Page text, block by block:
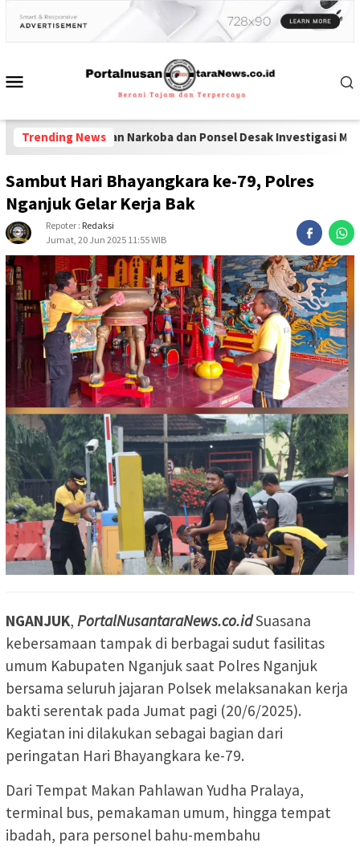
Trending News
Narkoba dan Ponsel Desak Investigasi Menyeluruh di
Sambut Hari Bhayangkara ke-79, Polres
Nganjuk Gelar Kerja Bak
Repoter : Redaksi
Jumat, 20 Jun 2025 11:55 WIB
NGANJUK, PortalNusantaraNews.co.idSuasana
kebersamaan tampak di berbagai sudut fasilitas
umum Kabupaten Nganjuk saat Polres Nganjuk
bersama seluruh jajaran Polsek melaksanakan kerja
bakti serentak pada Jumat pagi (20/6/2025).
Kegiatan ini dilakukan sebagai bagian dari
peringatan Hari Bhayangkara ke-79.
Dari Tempat Makan Pahlawan Yudha Pralaya,
terminal bus, pemakaman umum, hingga tempat
ibadah, para personel bahu-membahu